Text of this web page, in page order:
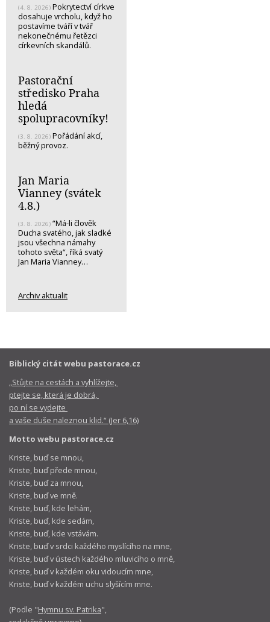
(4. 8. 2026) Pokrytectví církve
dosahuje vrcholu, když ho
postavíme tváří v tvář
nekonečnému řetězci
církevních skandálů.
Pastorační
středisko Praha
hledá
spolupracovníky!
(3. 8. 2026) Pořádání akcí,
běžný provoz.
Jan Maria
Vianney (svátek
4.8.)
(3. 8. 2026) “Má-li člověk
Ducha svatého, jak sladké
jsou všechna námahy
tohoto světa“, říká svatý
Jan Maria Vianney…
Archiv aktualit
Biblický citát webu pastorace.cz
„Stůjte na cestách a vyhlížejte,
ptejte se, která je dobrá,
po ní se vydejte
a vaše duše naleznou klid.“ (Jer 6,16)
Motto webu pastorace.cz
Kriste, buď se mnou,
Kriste, buď přede mnou,
Kriste, buď za mnou,
Kriste, buď ve mně.
Kriste, buď, kde lehám,
Kriste, buď, kde sedám,
Kriste, buď, kde vstávám.
Kriste, buď v srdci každého myslícího na mne,
Kriste, buď v ústech každého mluvicího o mně,
Kriste, buď v každém oku vidoucím mne,
Kriste, buď v každém uchu slyšícím mne.
(Podle "Hymnu sv. Patrika",